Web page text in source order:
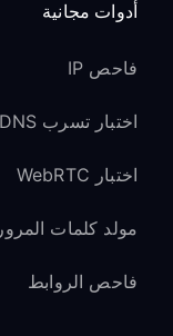
أدوات مجانية
فاحص IP
اختبار تسرب DNS
اختبار WebRTC
مولد كلمات المرور
فاحص الروابط